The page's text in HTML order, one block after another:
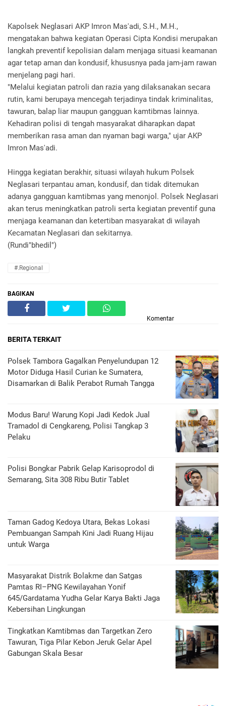
Kapolsek Neglasari AKP Imron Mas'adi, S.H., M.H.,
mengatakan bahwa kegiatan Operasi Cipta Kondisi merupakan
langkah preventif kepolisian dalam menjaga situasi keamanan
agar tetap aman dan kondusif, khususnya pada jam-jam rawan
menjelang pagi hari.
"Melalui kegiatan patroli dan razia yang dilaksanakan secara
rutin, kami berupaya mencegah terjadinya tindak kriminalitas,
tawuran, balap liar maupun gangguan kamtibmas lainnya.
Kehadiran polisi di tengah masyarakat diharapkan dapat
memberikan rasa aman dan nyaman bagi warga," ujar AKP
Imron Mas'adi.
Hingga kegiatan berakhir, situasi wilayah hukum Polsek
Neglasari terpantau aman, kondusif, dan tidak ditemukan
adanya gangguan kamtibmas yang menonjol. Polsek Neglasari
akan terus meningkatkan patroli serta kegiatan preventif guna
menjaga keamanan dan ketertiban masyarakat di wilayah
Kecamatan Neglasari dan sekitarnya.
(Rundi"bhedil")
#.Regional
BAGIKAN
Komentar
BERITA TERKAIT
Polsek Tambora Gagalkan Penyelundupan 12
Motor Diduga Hasil Curian ke Sumatera,
Disamarkan di Balik Perabot Rumah Tangga
Modus Baru! Warung Kopi Jadi Kedok Jual
Tramadol di Cengkareng, Polisi Tangkap 3
Pelaku
Polisi Bongkar Pabrik Gelap Karisoprodol di
Semarang, Sita 308 Ribu Butir Tablet
‎Taman Gadog Kedoya Utara, Bekas Lokasi
Pembuangan Sampah Kini Jadi Ruang Hijau
untuk Warga
Masyarakat Distrik Bolakme dan Satgas
Pamtas RI–PNG Kewilayahan Yonif
645/Gardatama Yudha Gelar Karya Bakti Jaga
Kebersihan Lingkungan
Tingkatkan Kamtibmas dan Targetkan Zero
Tawuran, Tiga Pilar Kebon Jeruk Gelar Apel
Gabungan Skala Besar